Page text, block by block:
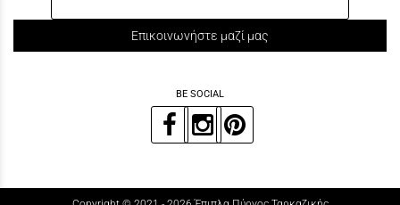
Επικοινωνήστε μαζί μας
BE SOCIAL